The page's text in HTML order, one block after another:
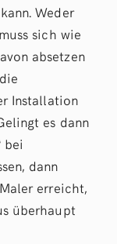
Weder
sich wie
absetzen
Installation
es dann
bei
dann
erreicht,
überhaupt